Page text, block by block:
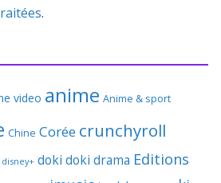
.
video anime Anime & sport
Chine Corée crunchyroll
disney+ doki doki drama Editions